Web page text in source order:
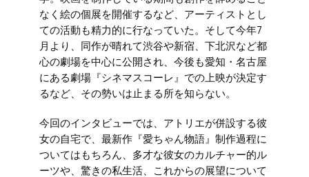
なく絵の個展を開催するなど、アーティストとし
ての活動も精力的に行なっていた。そして今年7
月より、同作が晴れて渋谷や新宿、下北沢など都
心の劇場を中心に公開され、今後も愛知・名古屋
にある劇場『シネマスコーレ』での上映が決定す
るなど、その勢いは止まる所を知らない。
今回のインタビューでは、アトリエが併設する彼
女の自宅で、最新作『愛ちゃん物語』制作過程に
ついてはもちろん、多才な彼女のカルチャー的ル
ーツや、驚きの私生活、これからの展望について